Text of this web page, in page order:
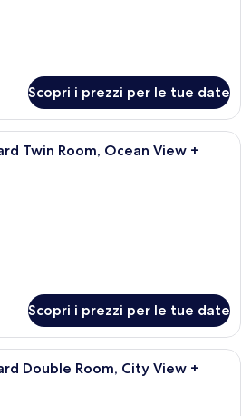
Scopri i prezzi per le tue date
Un soggiorno moderno con un
Twin Room, Ocean View +
Scopri i prezzi per le tue date
Un moderno grattacielo in vetro con
Double Room, City View +